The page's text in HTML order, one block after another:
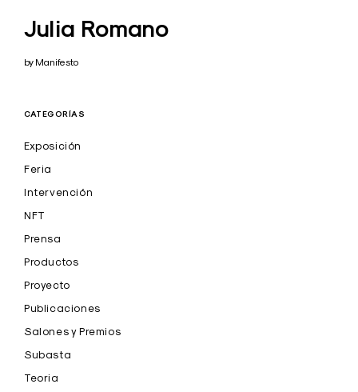
Julia Romano
by Manifesto
CATEGORÍAS
Exposición
Feria
Intervención
NFT
Prensa
Productos
Proyecto
Publicaciones
Salones y Premios
Subasta
Teoria